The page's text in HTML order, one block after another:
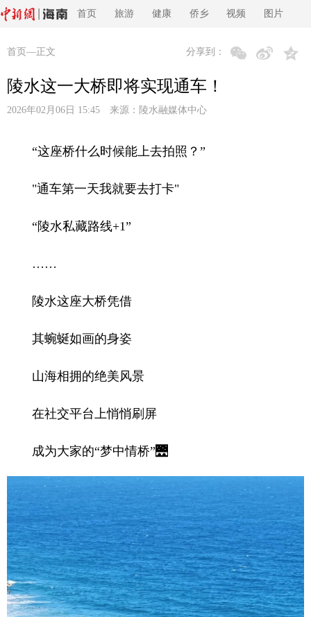
首页 旅游 健康 侨乡 视频 图片
首页 —正文 分享到：
陵水这一大桥即将实现通车！
2026年02月06日 15:45 来源： 陵水融媒体中心
“这座桥什么时候能上去拍照？”
"通车第一天我就要去打卡"
“陵水私藏路线+1”
……
陵水这座大桥凭借
其蜿蜒如画的身姿
山海相拥的绝美风景
在社交平台上悄悄刷屏
成为大家的“梦中情桥”🌉